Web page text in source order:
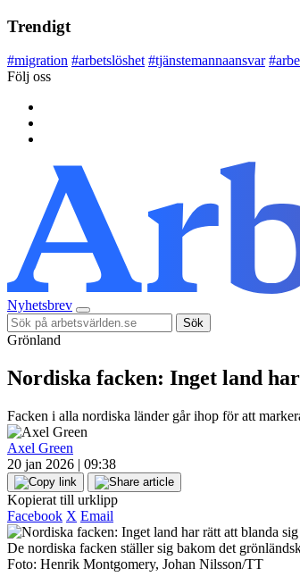
Trendigt
#migration #arbetslöshet #tjänstemannaansvar #
Följ oss
Nyhetsbrev
Sök
Grönland
Nordiska facken: Inget land
Facken i alla nordiska länder går ihop för att
Axel Green
20 jan 2026 | 09:38
Kopierat till urklipp
Facebook X Email
De nordiska facken ställer sig bakom det
Foto: Henrik Montgomery, Johan Nilsson/TT